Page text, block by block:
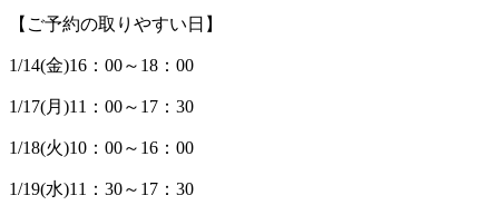
【ご予約の取りやすい日】
1/14(金)16：00～18：00
1/17(月)11：00～17：30
1/18(火)10：00～16：00
1/19(水)11：30～17：30